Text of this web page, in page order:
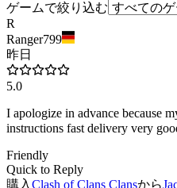
ゲームで絞り込む
R
Ranger799
昨日
5.0
I apologize in advance because
instructions fast delivery very
Friendly
Quick to Reply
購入Clash of Clans Clansから